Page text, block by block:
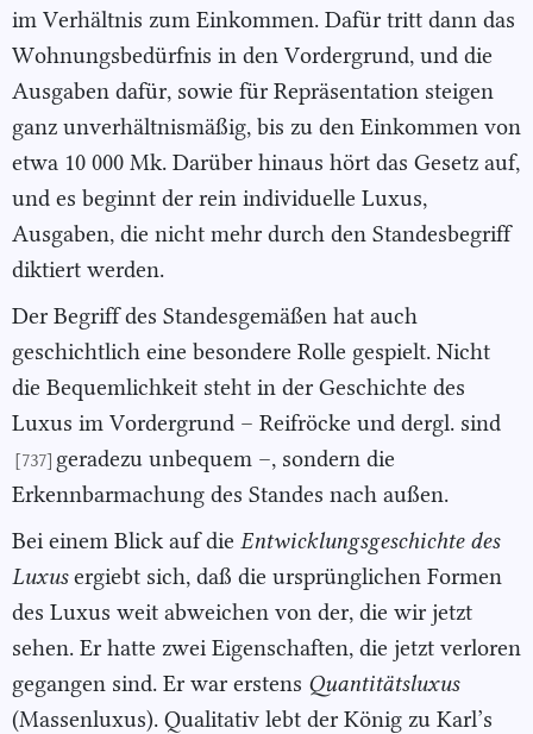
im Verhältnis zum Einkommen. Dafür tritt dann das
Wohnungsbedürfnis in den Vordergrund, und die
Ausgaben dafür, sowie für Repräsentation steigen
ganz unverhältnismäßig, bis zu den Einkommen von
etwa 10 000 Mk. Darüber hinaus hört das Gesetz auf,
und es beginnt der rein individuelle Luxus,
Ausgaben, die nicht mehr durch den Standesbegriff
diktiert werden.
Der Begriff des Standesgemäßen hat auch
geschichtlich eine besondere Rolle gespielt. Nicht
die Bequemlichkeit steht in der Geschichte des
Luxus im Vordergrund – Reifröcke und dergl. sind
[737] geradezu unbequem –, sondern die
Erkennbarmachung des Standes nach außen.
Bei einem Blick auf die Entwicklungsgeschichte des
Luxusergiebt sich, daß die ursprünglichen Formen
des Luxus weit abweichen von der, die wir jetzt
sehen. Er hatte zwei Eigenschaften, die jetzt verloren
gegangen sind. Er war erstens Quantitätsluxus
(Massenluxus). Qualitativ lebt der König zu Karl’s